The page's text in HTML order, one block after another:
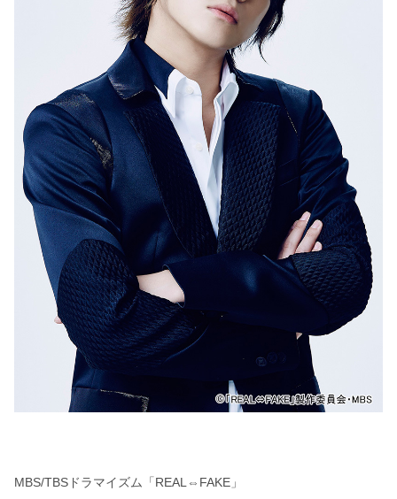
MBS/TBSドラマイズム「REAL⇔FAKE」